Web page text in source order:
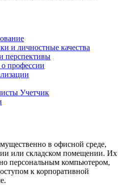
и личностные качества
перспективы
профессии
Учетчик
в офисной среде,
или складском помещении. Их
персональным компьютером,
к корпоративной